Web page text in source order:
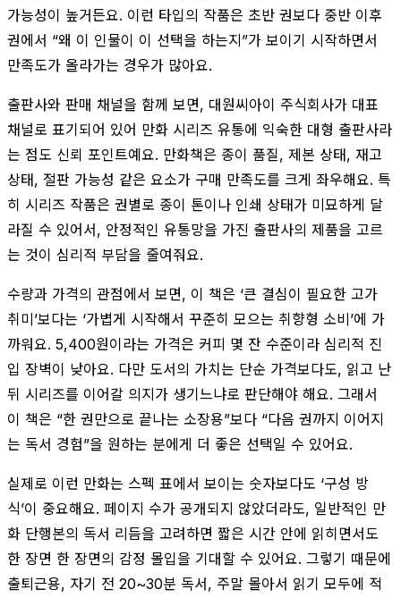
가능성이 높거든요. 이런 타입의 작품은 초반 권보다 중반 이후
권에서 “왜 이 인물이 이 선택을 하는지”가 보이기 시작하면서
만족도가 올라가는 경우가 많아요.
출판사와 판매 채널을 함께 보면, 대원씨아이 주식회사가 대표
채널로 표기되어 있어 만화 시리즈 유통에 익숙한 대형 출판사라
는 점도 신뢰 포인트예요. 만화책은 종이 품질, 제본 상태, 재고
상태, 절판 가능성 같은 요소가 구매 만족도를 크게 좌우해요. 특
히 시리즈 작품은 권별로 종이 톤이나 인쇄 상태가 미묘하게 달
라질 수 있어서, 안정적인 유통망을 가진 출판사의 제품을 고르
는 것이 심리적 부담을 줄여줘요.
수량과 가격의 관점에서 보면, 이 책은 ‘큰 결심이 필요한 고가
취미’보다는 ‘가볍게 시작해서 꾸준히 모으는 취향형 소비’에 가
까워요. 5,400원이라는 가격은 커피 몇 잔 수준이라 심리적 진
입 장벽이 낮아요. 다만 도서의 가치는 단순 가격보다도, 읽고 난
뒤 시리즈를 이어갈 의지가 생기느냐로 판단해야 해요. 그래서
이 책은 “한 권만으로 끝나는 소장용”보다 “다음 권까지 이어지
는 독서 경험”을 원하는 분에게 더 좋은 선택일 수 있어요.
실제로 이런 만화는 스펙 표에서 보이는 숫자보다도 ‘구성 방
식’이 중요해요. 페이지 수가 공개되지 않았더라도, 일반적인 만
화 단행본의 독서 리듬을 고려하면 짧은 시간 안에 읽히면서도
한 장면 한 장면의 감정 몰입을 기대할 수 있어요. 그렇기 때문에
출퇴근용, 자기 전 20~30분 독서, 주말 몰아서 읽기 모두에 적